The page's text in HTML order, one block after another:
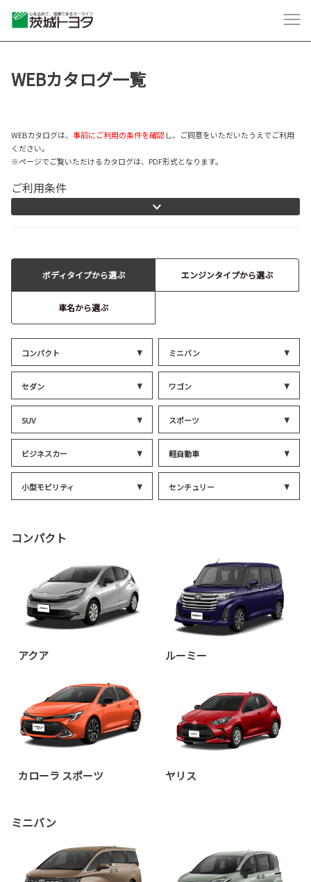
WEBカタログ一覧
WEBカタログは、 事前にご利用の条件を確認し、ご同意をいただいたうえでご利用
ください。
※ページでご覧いただけるカタログは、PDF形式となります。
ご利用条件
ボディタイプから選ぶ エンジンタイプから選ぶ
車名から選ぶ
コンパクト ミニバン
セダン ワゴン
SUV スポーツ
ビジネスカー 軽自動車
小型モビリティ センチュリー
コンパクト
アクア ルーミー
カローラ スポーツ ヤリス
ミニバン